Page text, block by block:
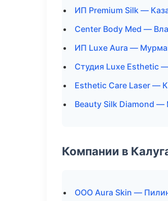
ИП Premium Silk —
Center Body Med —
ИП Luxe Aura —
Студия Luxe Esthetic
Esthetic Care Laser —
Beauty Silk Diamond —
Компании в
ООО Aura Skin —